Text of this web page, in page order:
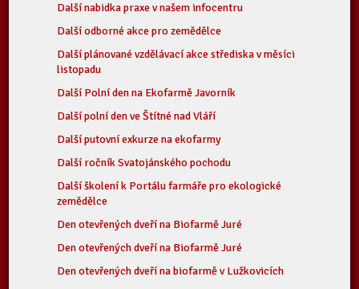
Další nabidka praxe v našem infocentru
Další odborné akce pro zemědělce
Další plánované vzdělávací akce střediska v měsíci
listopadu
Další Polní den na Ekofarmě Javorník
Další polní den ve Štítné nad Vláří
Další putovní exkurze na ekofarmy
Další ročník Svatojánského pochodu
Další školení k Portálu farmáře pro ekologické
zemědělce
Den otevřených dveří na Biofarmě Juré
Den otevřených dveří na Biofarmě Juré
Den otevřených dveří na biofarmě v Lužkovicích